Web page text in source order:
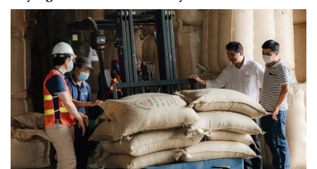
Vì cộng đồng
Chuyển đổi số